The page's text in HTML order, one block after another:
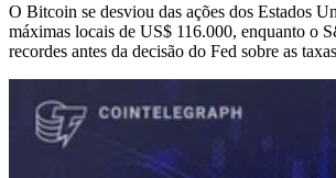
O Bitcoin se desviou das ações dos Estados
máximas locais de US$ 116.000, enquanto o
recordes antes da decisão do Fed sobre as